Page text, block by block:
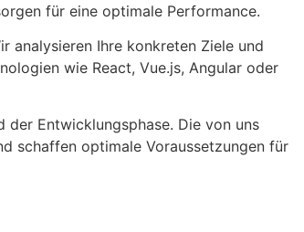
für eine optimale Performance.
analysieren Ihre konkreten Ziele und
wie React, Vue.js, Angular oder
der Entwicklungsphase. Die von uns
schaffen optimale Voraussetzungen für